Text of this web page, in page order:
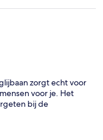
zorgt echt voor
voor je. Het
bij de